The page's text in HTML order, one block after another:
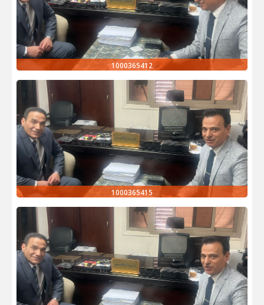
1000365412
1000365415